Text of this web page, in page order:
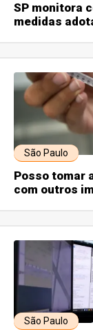
SP monitora
medidas
São Paulo
Posso tomar
com outros
São Paulo